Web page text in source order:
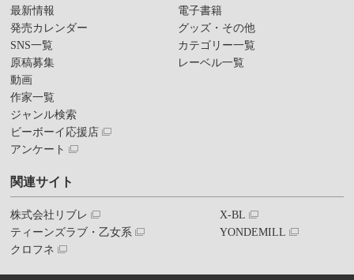
最新情報
発売カレンダー
SNS一覧
原稿募集
動画
作家一覧
ジャンル検索
ビーボーイ応援店
アンケート
電子書籍
グッズ・その他
カテゴリー一覧
レーベル一覧
関連サイト
株式会社リブレ
ティーンズラブ・乙女系
クロフネ
X-BL
YONDEMILL